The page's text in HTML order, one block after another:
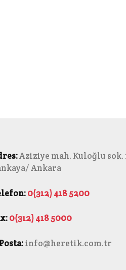
Aziziye mah. Kuloğlu sok.
Ankara
0(312) 418 5200
0(312) 418 5000
info@heretik.com.tr